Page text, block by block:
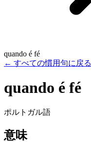
quando é fé
← すべての慣用句に戻る
quando é fé
ポルトガル語
意味